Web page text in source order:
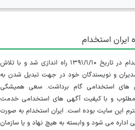
ایران استخدام
سایت ایران استخدام در تاریخ ۱۳۹۱/۱/۱۰ راه اندازی شد و با تلاش
و نویسندگان خود در جهت تبدیل شدن به
های استخدامی گام برداشت. سعی همیشگی
مطلوب و با کیفیت آگهی های استخدامی خدمت
این سایت بوده است. ایران استخدام به صورت
می شود و وابسته به هیچ نهاد و یا سازمان